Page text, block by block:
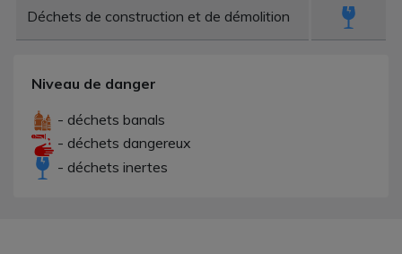
Déchets de construction et de démolition
Niveau de danger
- déchets banals
- déchets dangereux
- déchets inertes